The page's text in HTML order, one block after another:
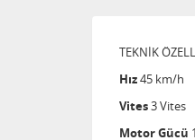
TEKNİK
Hız45 km/h
Vites3 Vites
Motor Gücü